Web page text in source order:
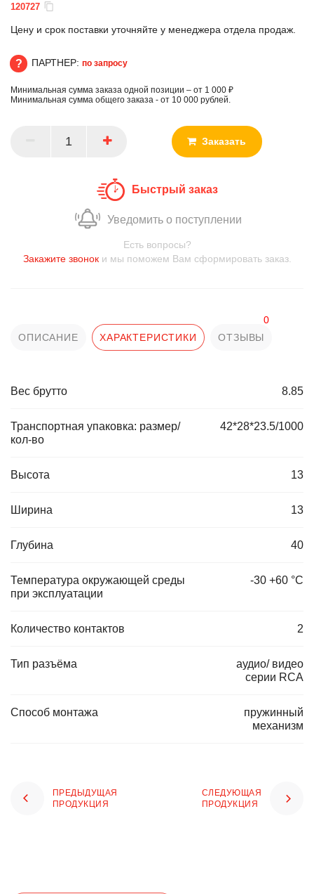
120727
Цену и срок поставки уточняйте у менеджера отдела продаж.
ПАРТНЕР
ПАРТНЕР: по запросу
Минимальная сумма заказа одной позиции – от 1 000 ₽
Минимальная сумма общего заказа - от 10 000 рублей.
Заказать
Быстрый заказ
Уведомить о поступлении
Есть вопросы?
Закажите звоноки мы поможем Вам сформировать заказ.
ОПИСАНИЕ ХАРАКТЕРИСТИКИ ОТЗЫВЫ
0
Вес брутто 8.85
Транспортная упаковка: размер/
кол-во
42*28*23.5/1000
Высота 13
Ширина 13
Глубина 40
Температура окружающей среды
при эксплуатации
-30 +60 °С
Количество контактов 2
Тип разъёма
аудио/ видео
серии RCA
Способ монтажа
пружинный
механизм
ПРЕДЫДУЩАЯ
ПРОДУКЦИЯ
СЛЕДУЮЩАЯ
ПРОДУКЦИЯ